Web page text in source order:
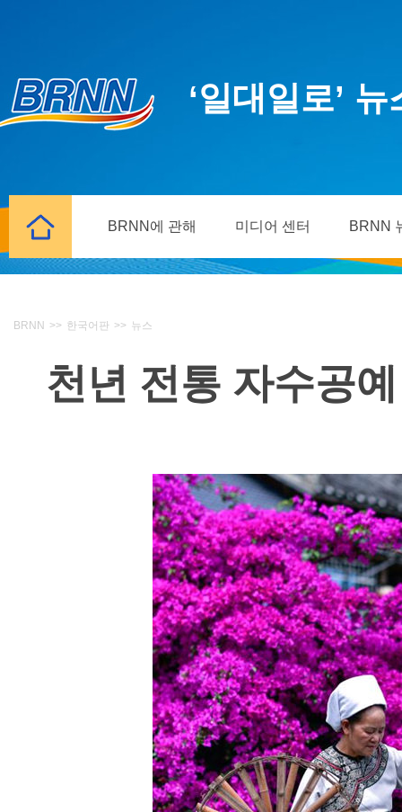
‘일대일로’
BRNN에 관해 미디어 센터 BRNN
BRNN >> 한국어판 >> 뉴스
천년 전통 자수공